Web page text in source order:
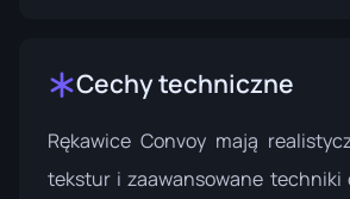
Cechy techniczne
Rękawice Convoy mają
tekstur i zaawansowane techniki